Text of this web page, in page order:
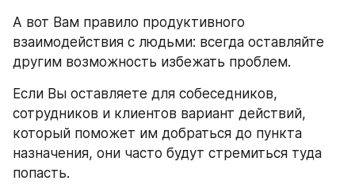
А вот Вам правило продуктивного
взаимодействия с людьми: всегда оставляйте
другим возможность избежать проблем.
Если Вы оставляете для собеседников,
сотрудников и клиентов вариант действий,
который поможет им добраться до пункта
назначения, они часто будут стремиться туда
попасть.